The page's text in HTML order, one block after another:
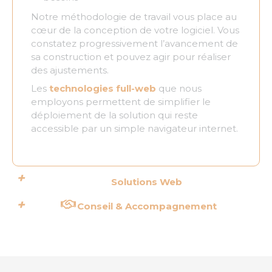
Notre méthodologie de travail vous place au
cœur de la conception de votre logiciel. Vous
constatez progressivement l’avancement de
sa construction et pouvez agir pour réaliser
des ajustements.
Les technologies full-web que nous
employons permettent de simplifier le
déploiement de la solution qui reste
accessible par un simple navigateur internet.
Solutions Web
Conseil & Accompagnement